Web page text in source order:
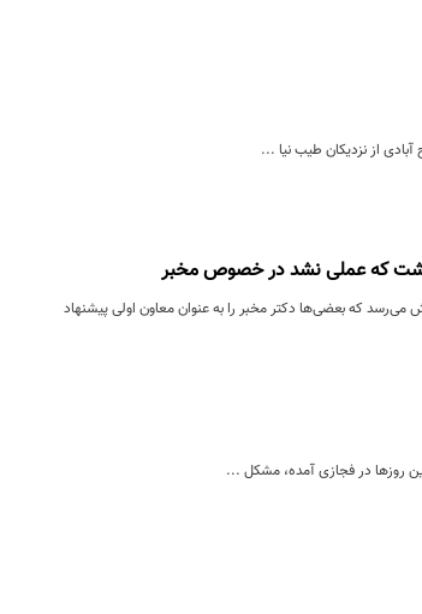
از نزدیکان طیب نیا ...
که عملی نشد در خصوص مخبر
که بعضی‌ها دکتر مخبر را به عنوان معاون اولی پیشنهاد
روزها در فجازی آمده، مشکل ...